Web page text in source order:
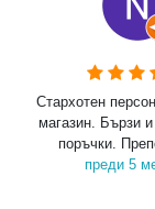
Стархотен
магазин. Бързи и
поръчки.
преди 5